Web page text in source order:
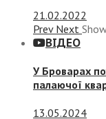
21.02.2022
Prev Next
ВІДЕО
У Броварах
палаючої
13.05.2024